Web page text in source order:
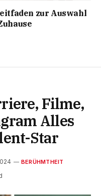
zur Auswahl
Filme,
Alles
Star
BERÜHMTHEIT